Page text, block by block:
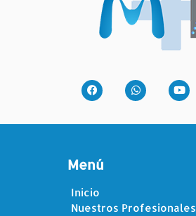
Menú
Inicio
Nuestros Profesionales